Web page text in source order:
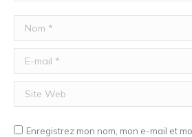
Nom *
E-mail *
Site Web
Enregistrez mon nom, mon e-mail et